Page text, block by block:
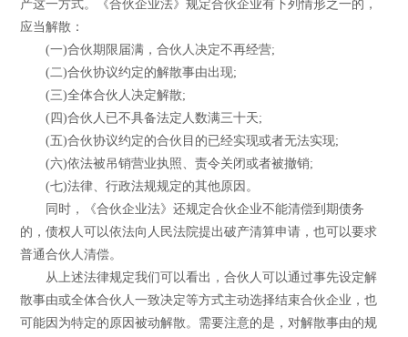
产这一方式。《合伙企业法》规定合伙企业有下列情形之一的，
应当解散：
(一)合伙期限届满，合伙人决定不再经营;
(二)合伙协议约定的解散事由出现;
(三)全体合伙人决定解散;
(四)合伙人已不具备法定人数满三十天;
(五)合伙协议约定的合伙目的已经实现或者无法实现;
(六)依法被吊销营业执照、责令关闭或者被撤销;
(七)法律、行政法规规定的其他原因。
同时，《合伙企业法》还规定合伙企业不能清偿到期债务
的，债权人可以依法向人民法院提出破产清算申请，也可以要求
普通合伙人清偿。
从上述法律规定我们可以看出，合伙人可以通过事先设定解
散事由或全体合伙人一致决定等方式主动选择结束合伙企业，也
可能因为特定的原因被动解散。需要注意的是，对解散事由的规